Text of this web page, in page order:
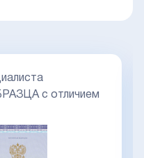
с отличием